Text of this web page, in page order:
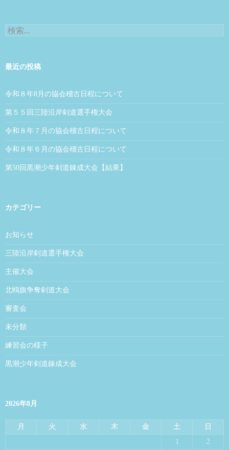
検索:
最近の投稿
令和８年8月の協会稽古日程について
第５５回三陸沿岸剣道選手権大会
令和８年７月の協会稽古日程について
令和８年６月の協会稽古日程について
第50回黒潮少年剣道錬成大会【結果】
カテゴリー
お知らせ
三陸沿岸剣道選手権大会
主催大会
北鴎旗争奪剣道大会
審査会
未分類
練習会の様子
黒潮少年剣道錬成大会
2026年8月
月 火 水 木 金 土 日
1
2